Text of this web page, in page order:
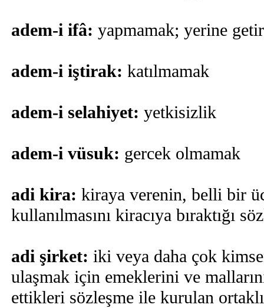
adem-i ifâ: yapmamak; yerine
adem-i iştirak: katılmamak
adem-i selahiyet: yetkisizlik
adem-i vüsuk: gercek olmamak
adi kira: kiraya verenin, belli bir
kullanılmasını kiracıya bıraktığı
adi şirket: iki veya daha çok
ulaşmak için emeklerini ve
ettikleri sözleşme ile kurulan